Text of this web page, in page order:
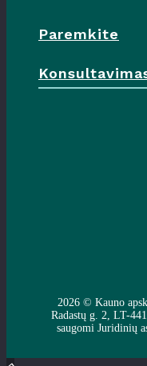
Paremkite
2026 © Kauno
Radastų g. 2, LT-
saugomi Juridinių